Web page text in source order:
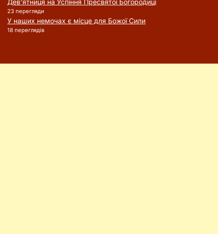
23 перегляди
У наших немочах є місце для Божої Сили
18 переглядів